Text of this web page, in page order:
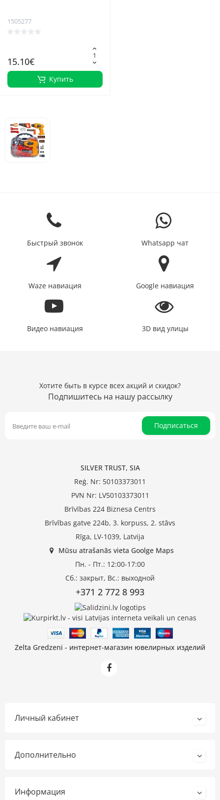
1505277
15.10€
Купить
Быстрый звонок Whatsapp чат
Waze навиация Google навиация
Видео навиация 3D вид улицы
Хотите быть в курсе всех акций и скидок?
Подпишитесь на нашу рассылку
Подписаться
SILVER TRUST, SIA
Reģ. Nr: 50103373011
PVN Nr: LV50103373011
Brīvības 224 Biznesa Centrs
Brīvības gatve 224b, 3. korpuss, 2. stāvs
Rīga, LV-1039, Latvija
Mūsu atrašanās vieta Goolge Maps
Пн. - Пт.: 12:00-17:00
Сб.: закрыт, Вс.: выходной
+371 2 772 8 993
Zelta Gredzeni - интернет-магазин ювелирных изделий
Личный кабинет
Дополнительно
Информация